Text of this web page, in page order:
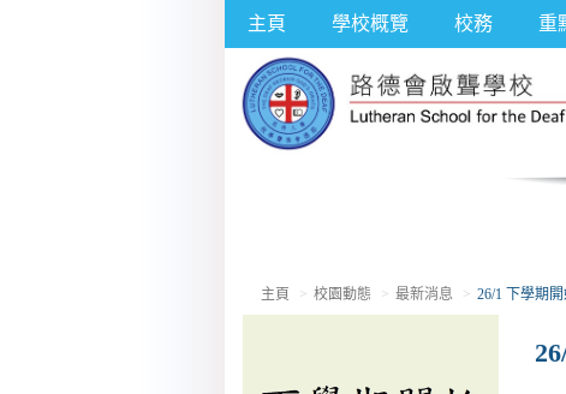
主頁 學校概覽 校務 重
主頁 校園動態 最新消息 26/1 下學期開